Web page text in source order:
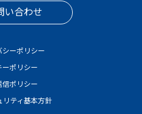
い合わせ
シーポリシー
ーポリシー
信ポリシー
リティ基本方針